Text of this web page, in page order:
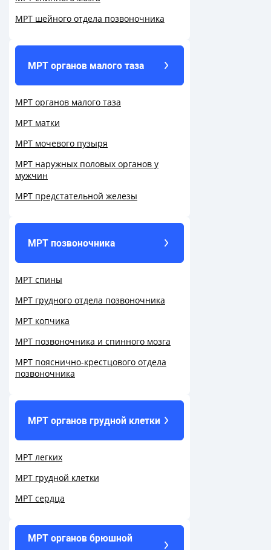
МРТ шейного отдела позвоночника
МРТ органов малого таза
МРТ органов малого таза
МРТ матки
МРТ мочевого пузыря
МРТ наружных половых органов у
мужчин
МРТ предстательной железы
МРТ позвоночника
МРТ спины
МРТ грудного отдела позвоночника
МРТ копчика
МРТ позвоночника и спинного мозга
МРТ пояснично-крестцового отдела
позвоночника
МРТ органов грудной клетки
МРТ легких
МРТ грудной клетки
МРТ сердца
МРТ органов брюшной